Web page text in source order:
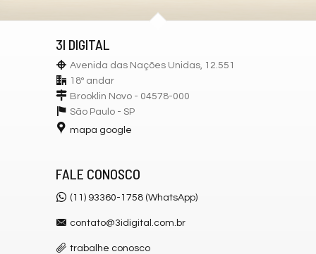
3I DIGITAL
Avenida das Nações Unidas, 12.551
18º andar
Brooklin Novo - 04578-000
São Paulo - SP
mapa google
FALE CONOSCO
(11) 93360-1758 (WhatsApp)
contato@3idigital.com.br
trabalhe conosco